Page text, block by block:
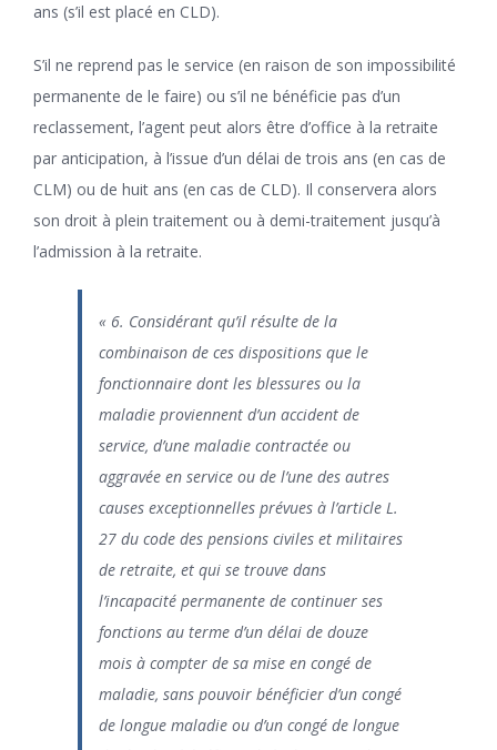
ans (s’il est placé en CLD).
S’il ne reprend pas le service (en raison de son impossibilité
permanente de le faire) ou s’il ne bénéficie pas d’un
reclassement, l’agent peut alors être d’office à la retraite
par anticipation, à l’issue d’un délai de trois ans (en cas de
CLM) ou de huit ans (en cas de CLD). Il conservera alors
son droit à plein traitement ou à demi-traitement jusqu’à
l’admission à la retraite.
« 6. Considérant qu’il résulte de la
combinaison de ces dispositions que le
fonctionnaire dont les blessures ou la
maladie proviennent d’un accident de
service, d’une maladie contractée ou
aggravée en service ou de l’une des autres
causes exceptionnelles prévues à l’article L.
27 du code des pensions civiles et militaires
de retraite, et qui se trouve dans
l’incapacité permanente de continuer ses
fonctions au terme d’un délai de douze
mois à compter de sa mise en congé de
maladie, sans pouvoir bénéficier d’un congé
de longue maladie ou d’un congé de longue